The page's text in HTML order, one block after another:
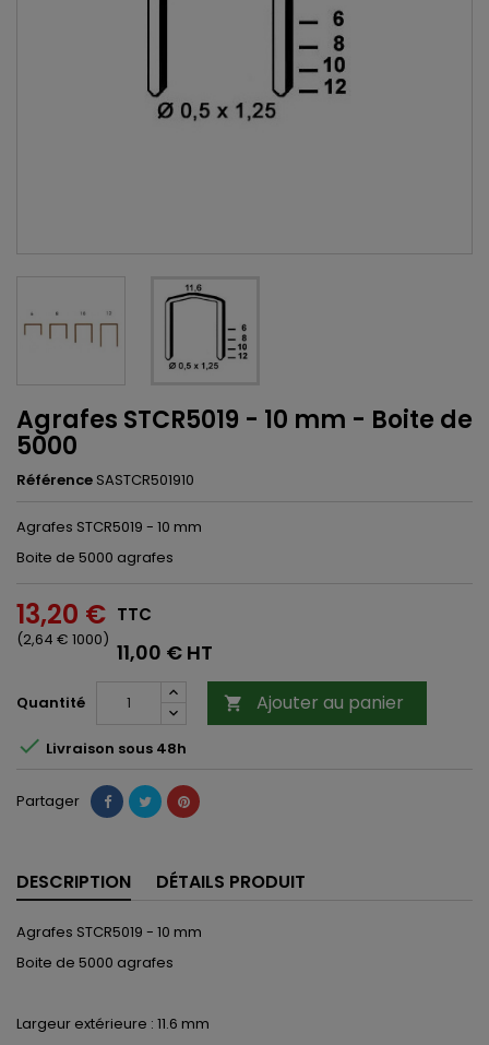
Agrafes STCR5019 - 10 mm - Boite de
5000
Référence SASTCR501910
Agrafes STCR5019 - 10 mm
Boite de 5000 agrafes
13,20 €
(2,64 € 1000)
TTC
11,00 € HT
Quantité  Ajouter au panier
 Livraison sous 48h
Partager
DESCRIPTION DÉTAILS PRODUIT
Agrafes STCR5019 - 10 mm
Boite de 5000 agrafes
Largeur extérieure : 11.6 mm